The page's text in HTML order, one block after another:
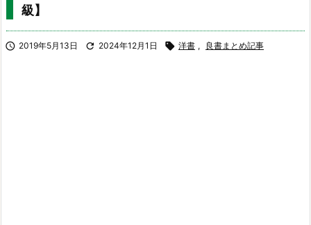
級】
 2019年5月13日  2024年12月1日  洋書 , 良書まとめ記事